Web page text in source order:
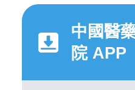
中國醫
院 APP